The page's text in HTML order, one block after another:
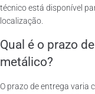
técnico está disponível
localização.
Qual é o prazo
metálico?
O prazo de entrega varia